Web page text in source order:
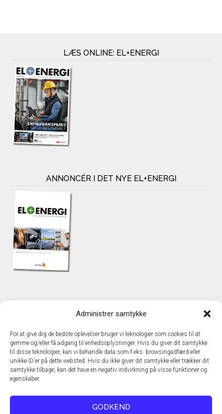
Administrer samtykke
For at give dig de bedste oplevelser bruger vi teknologier som cookies til at
gemme og/eller få adgang til enhedsoplysninger. Hvis du giver dit samtykke
til disse teknologier, kan vi behandle data som f.eks. browsingadfærd eller
unikke ID'er på dette websted. Hvis du ikke giver dit samtykke eller trækker dit
samtykke tilbage, kan det have en negativ indvirkning på visse funktioner og
egenskaber.
GODKEND
LÆS ONLINE: EL+ENERGI
ANNONCÉR I DET NYE EL+ENERGI
TechMedia A/S
DK – 2600 Glostrup
www.techmedia.dk
Telefon: +45 43 24 26 28
E-mail:info@techmedia.dk